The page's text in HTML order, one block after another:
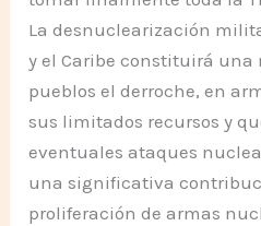
La desnuclearización
y el Caribe constituirá una
pueblos el derroche, en
sus limitados recursos y
eventuales ataques
una significativa
proliferación de armas